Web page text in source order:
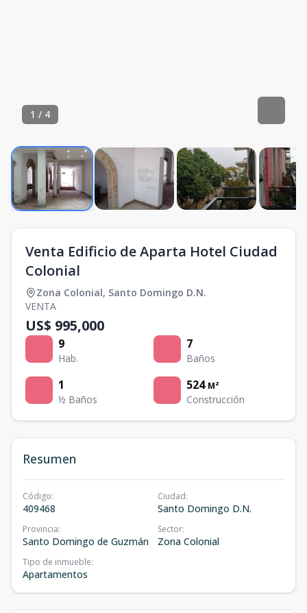
1 / 4
Venta Edificio de Aparta Hotel Ciudad
Colonial
Zona Colonial, Santo Domingo D.N.
VENTA
US$ 995,000
9
Hab.
7
Baños
1
½ Baños
524 M²
Construcción
Resumen
Código:
409468
Ciudad:
Santo Domingo D.N.
Provincia:
Santo Domingo de Guzmán
Sector:
Zona Colonial
Tipo de inmueble:
Apartamentos